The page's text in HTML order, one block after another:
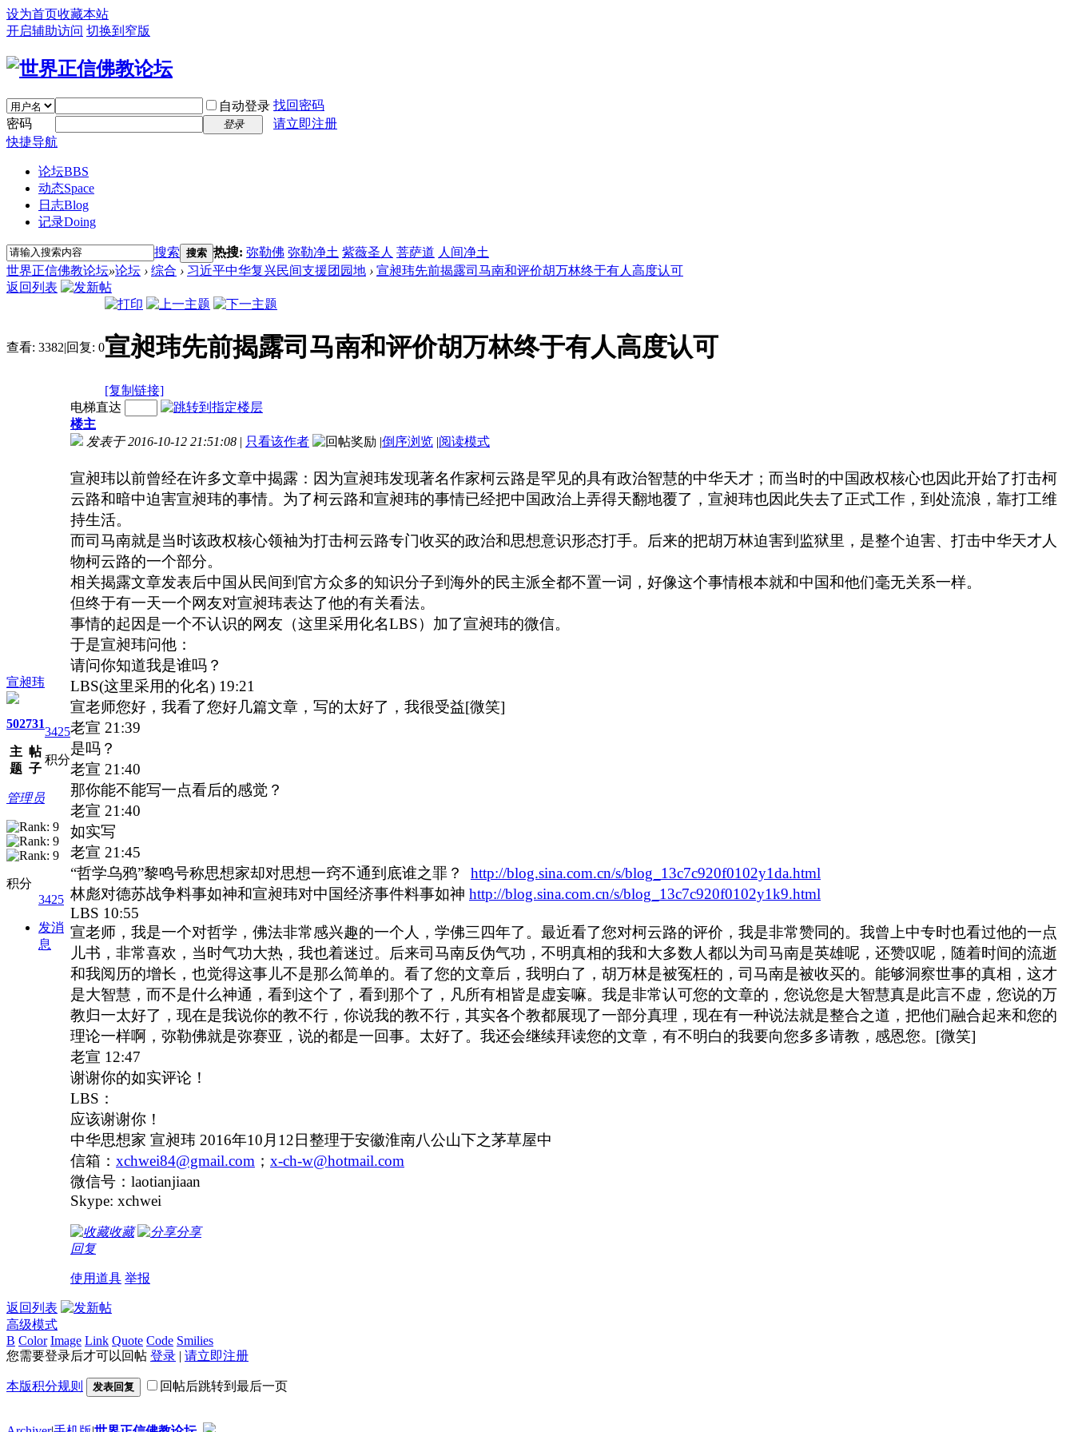
设为首页收藏本站
开启辅助访问 切换到窄版
自动登录 找回密码
密码
登录
请立即注册
快捷导航
论坛BBS
动态Space
日志Blog
记录Doing
搜索 搜索 热搜: 弥勒佛 弥勒净土 紫薇圣人 菩萨道 人间净土
世界正信佛教论坛»论坛 › 综合 › 习近平中华复兴民间支援团园地 › 宣昶玮先前揭露司马南和评价胡万林终于有人高度认可
返回列表
查看: 3382|回复: 0宣昶玮先前揭露司马南和评价胡万林终于有人高度认可
[复制链接]
宣昶玮
502
主
题
731
帖
子
3425
积分
管理员
积分
3425
发消
息
电梯直达
楼主
发表于 2016-10-12 21:51:08 | 只看该作者 |倒序浏览 |阅读模式
宣昶玮以前曾经在许多文章中揭露：因为宣昶玮发现著名作家柯云路是罕见的具有政治智慧的中华天才；而当时的中国政权核心也因此开始了打击柯
云路和暗中迫害宣昶玮的事情。为了柯云路和宣昶玮的事情已经把中国政治上弄得天翻地覆了，宣昶玮也因此失去了正式工作，到处流浪，靠打工维
持生活。
而司马南就是当时该政权核心领袖为打击柯云路专门收买的政治和思想意识形态打手。后来的把胡万林迫害到监狱里，是整个迫害、打击中华天才人
物柯云路的一个部分。
相关揭露文章发表后中国从民间到官方众多的知识分子到海外的民主派全都不置一词，好像这个事情根本就和中国和他们毫无关系一样。
但终于有一天一个网友对宣昶玮表达了他的有关看法。
事情的起因是一个不认识的网友（这里采用化名LBS）加了宣昶玮的微信。
于是宣昶玮问他：
请问你知道我是谁吗？
LBS(这里采用的化名) 19:21
宣老师您好，我看了您好几篇文章，写的太好了，我很受益[微笑]
老宣 21:39
是吗？
老宣 21:40
那你能不能写一点看后的感觉？
老宣 21:40
如实写
老宣 21:45
“哲学乌鸦”黎鸣号称思想家却对思想一窍不通到底谁之罪？
http://blog.sina.com.cn/s/blog_13c7c920f0102y1da.html
林彪对德苏战争料事如神和宣昶玮对中国经济事件料事如神 http://blog.sina.com.cn/s/blog_13c7c920f0102y1k9.html
LBS 10:55
宣老师，我是一个对哲学，佛法非常感兴趣的一个人，学佛三四年了。最近看了您对柯云路的评价，我是非常赞同的。我曾上中专时也看过他的一点
儿书，非常喜欢，当时气功大热，我也着迷过。后来司马南反伪气功，不明真相的我和大多数人都以为司马南是英雄呢，还赞叹呢，随着时间的流逝
和我阅历的增长，也觉得这事儿不是那么简单的。看了您的文章后，我明白了，胡万林是被冤枉的，司马南是被收买的。能够洞察世事的真相，这才
是大智慧，而不是什么神通，看到这个了，看到那个了，凡所有相皆是虚妄嘛。我是非常认可您的文章的，您说您是大智慧真是此言不虚，您说的万
教归一太好了，现在是我说你的教不行，你说我的教不行，其实各个教都展现了一部分真理，现在有一种说法就是整合之道，把他们融合起来和您的
理论一样啊，弥勒佛就是弥赛亚，说的都是一回事。太好了。我还会继续拜读您的文章，有不明白的我要向您多多请教，感恩您。 [微笑]
老宣 12:47
谢谢你的如实评论！
LBS ：
应该谢谢你！
中华思想家 宣昶玮 2016年10 月 12日整理于安徽淮南八公山下之茅草屋中
信箱： xchwei84@gmail.com ； x-ch-w@hotmail.com
微信号： laotianjiaan
Skype: xchwei
收藏
分享
回复
使用道具 举报
返回列表
高级模式
B Color Image Link Quote Code Smilies
您需要登录后才可以回帖 登录 | 请立即注册
本版积分规则 发表回复 回帖后跳转到最后一页